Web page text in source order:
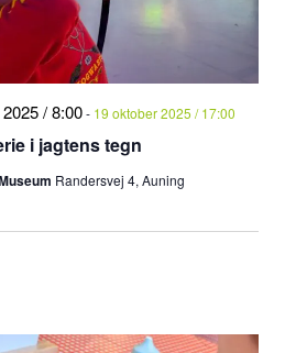
i jagtens tegn
/ 8:00- 19 oktober 2025 / 17:00
Randersvej 4, Auning